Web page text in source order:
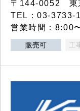
〒144-0052 東
TEL：03-3733-
営業時間：8:00
販売可 工